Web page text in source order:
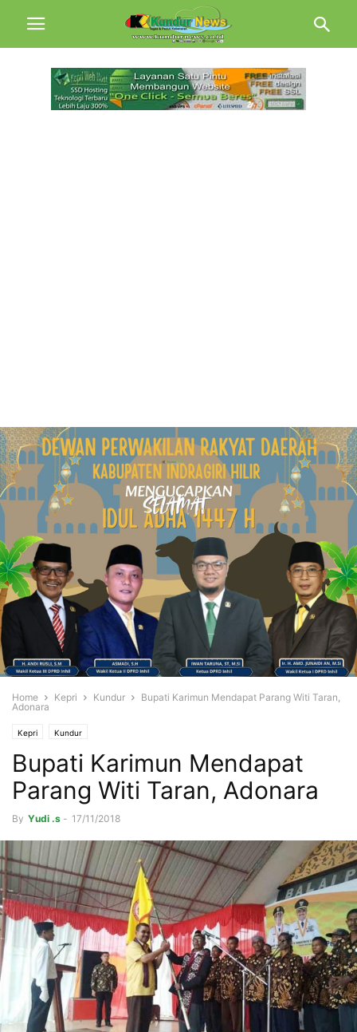
Home Kepri Kundur
Bupati Karimun Mendapat Parang Witi Taran,
Adonara
Kepri Kundur
Bupati Karimun Mendapat
Parang Witi Taran, Adonara
By Yudi .s - 17/11/2018